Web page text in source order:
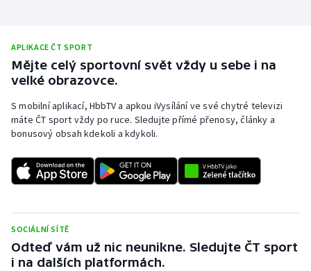
APLIKACE ČT SPORT
Mějte celý sportovní svět vždy u sebe i na
velké obrazovce.
S mobilní aplikací, HbbTV a apkou iVysílání ve své chytré televizi
máte ČT sport vždy po ruce. Sledujte přímé přenosy, články a
bonusový obsah kdekoli a kdykoli.
SOCIÁLNÍ SÍTĚ
Odteď vám už nic neunikne. Sledujte ČT sport
i na dalších platformách.